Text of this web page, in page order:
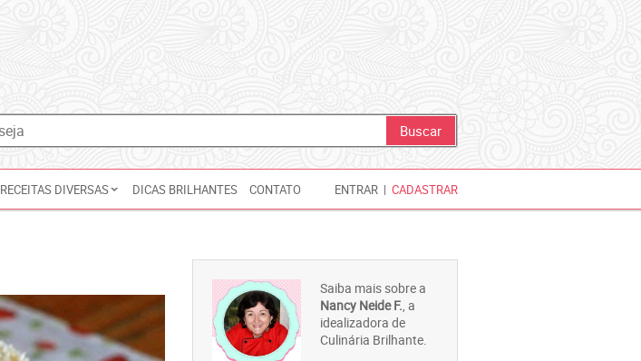
RECEITAS DIVERSAS DICAS BRILHANTES CONTATO ENTRAR | CADASTRAR
Saiba mais sobre a
Nancy Neide F., a
idealizadora de
Culinária Brilhante.